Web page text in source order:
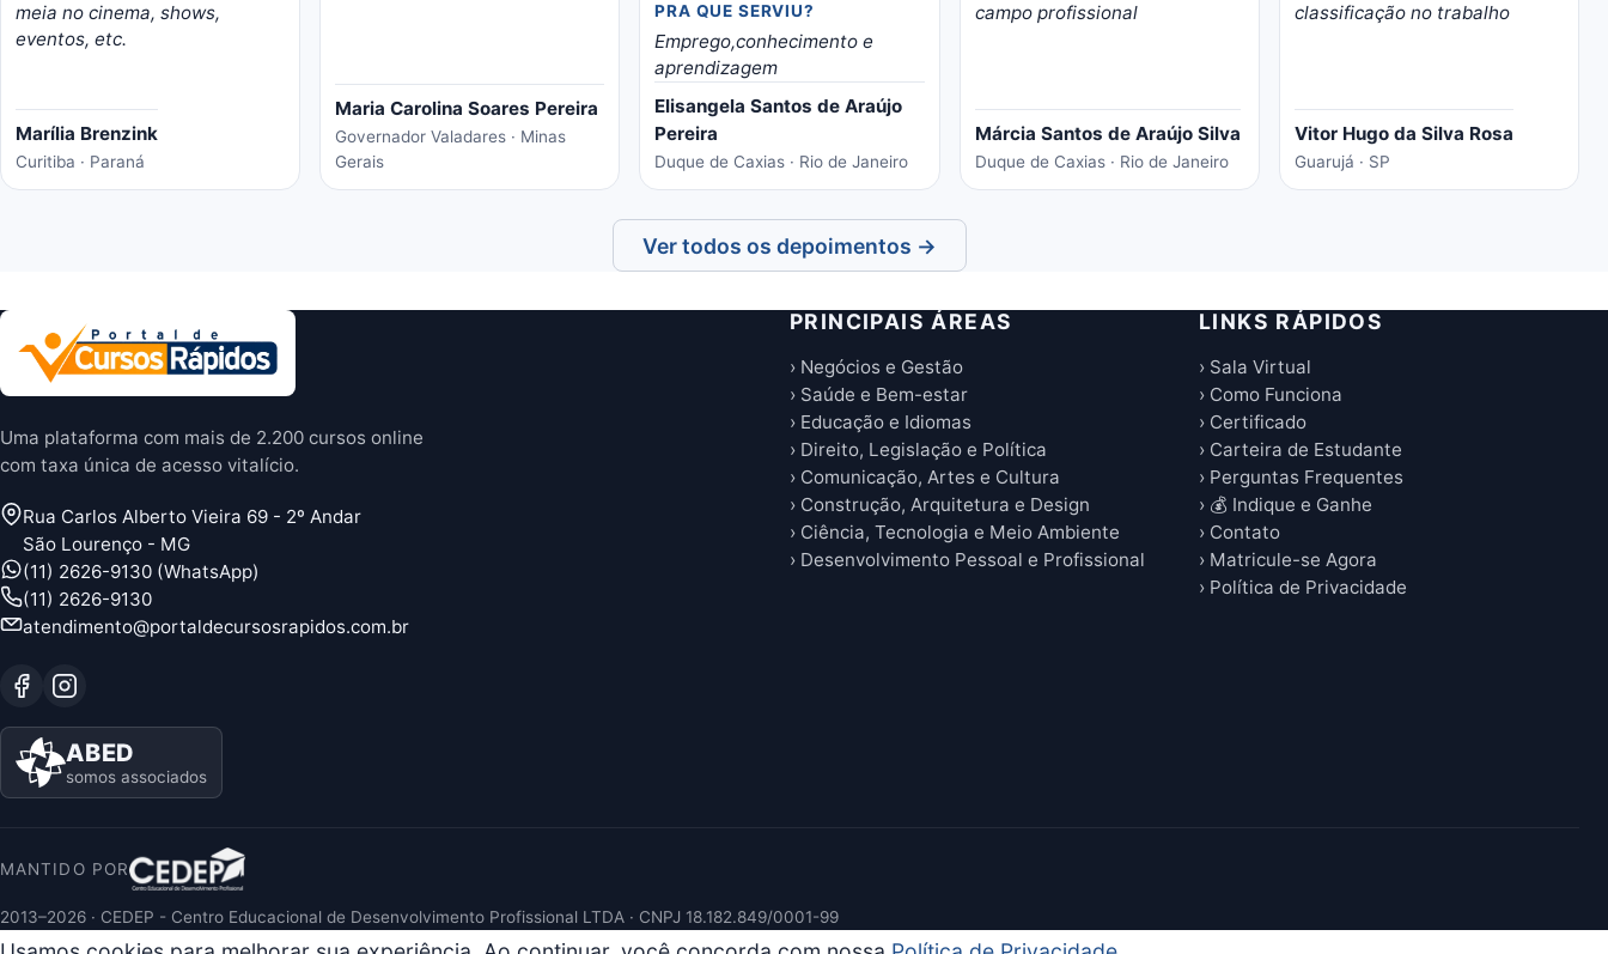
meia no cinema, shows,
eventos, etc.
Marília Brenzink
Curitiba · Paraná
Maria Carolina Soares Pereira
Governador Valadares · Minas
Gerais
PRA QUE SERVIU?
Emprego,conhecimento e
aprendizagem
Elisangela Santos de Araújo
Pereira
Duque de Caxias · Rio de Janeiro
campo profissional
Márcia Santos de Araújo Silva
Duque de Caxias · Rio de Janeiro
classificação no trabalho
Vitor Hugo da Silva Rosa
Guarujá · SP
Ver todos os depoimentos →
Uma plataforma com mais de 2.200 cursos online
com taxa única de acesso vitalício.
Rua Carlos Alberto Vieira 69 - 2º Andar
São Lourenço - MG
(11) 2626-9130 (WhatsApp)
(11) 2626-9130
atendimento@portaldecursosrapidos.com.br
ABED
somos associados
PRINCIPAIS ÁREAS
› Negócios e Gestão
› Saúde e Bem-estar
› Educação e Idiomas
› Direito, Legislação e Política
› Comunicação, Artes e Cultura
› Construção, Arquitetura e Design
› Ciência, Tecnologia e Meio Ambiente
› Desenvolvimento Pessoal e Profissional
LINKS RÁPIDOS
› Sala Virtual
› Como Funciona
› Certificado
› Carteira de Estudante
› Perguntas Frequentes
› 💰 Indique e Ganhe
› Contato
› Matricule-se Agora
› Política de Privacidade
MANTIDO POR
2013–2026 · CEDEP - Centro Educacional de Desenvolvimento Profissional LTDA · CNPJ 18.182.849/0001-99